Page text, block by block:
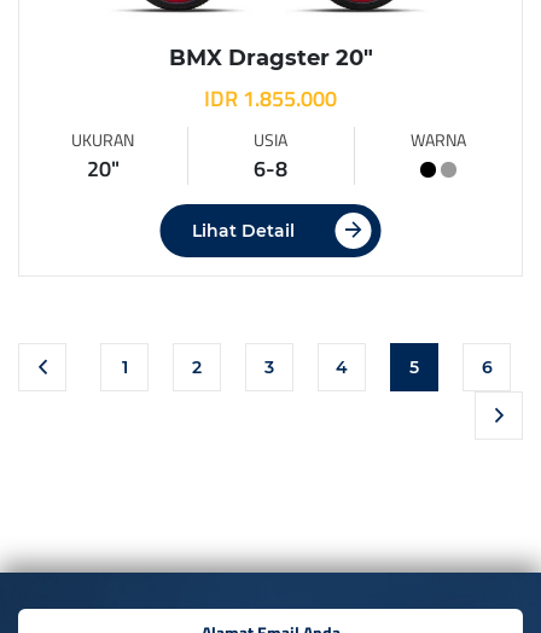
BMX Dragster 20″
IDR 1.855.000
UKURAN
20"
USIA
6-8
WARNA
Lihat Detail
1 2 3 4 5 6